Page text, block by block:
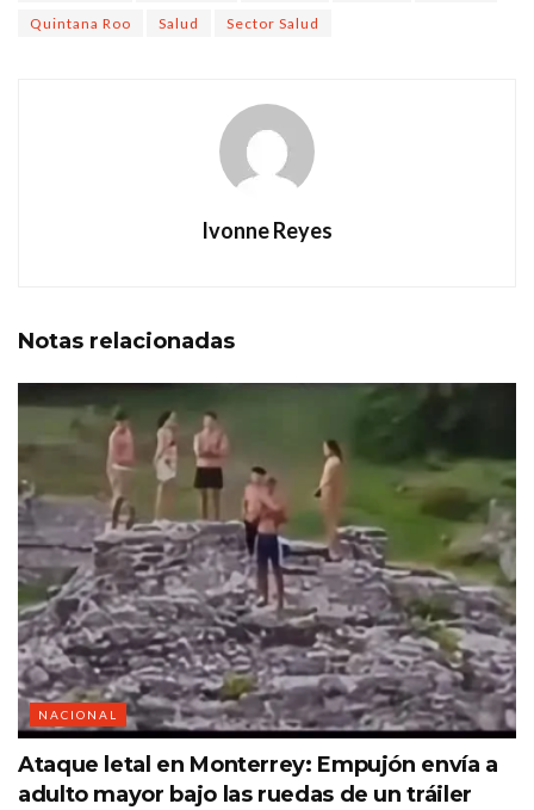
Quintana Roo
Salud Sector Salud
Ivonne Reyes
Notas relacionadas
NACIONAL
Ataque letal en Monterrey: Empujón envía a
adulto mayor bajo las ruedas de un tráiler